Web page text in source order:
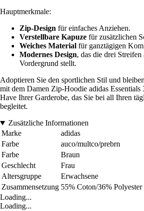
Hauptmerkmale:
Zip-Design für einfaches Anziehen.
Verstellbare Kapuze für zusätzlichen
Weiches Material für ganztägigen
Modernes Design, das die drei Streifen
Vordergrund stellt.
Adoptieren Sie den sportlichen Stil und
mit dem Damen Zip-Hoodie adidas Essentials
Have Ihrer Garderobe, das Sie bei all Ihren
begleitet.
Zusätzliche Informationen
Marke
adidas
Farbe
auco/multco/prebrn
Farbe
Braun
Geschlecht
Frau
Altersgruppe
Erwachsene
Zusammensetzung 55% Coton/36%
Loading...
Loading...